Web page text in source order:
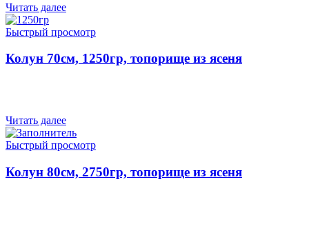
Читать далее
Быстрый просмотр
Колун 70см, 1250гр, топорище из ясеня
Читать далее
Быстрый просмотр
Колун 80см, 2750гр, топорище из ясеня